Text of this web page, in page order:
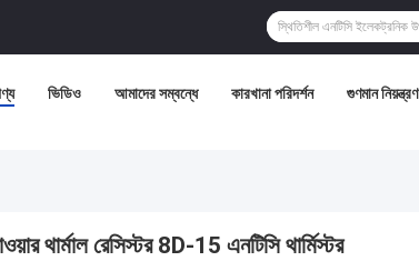
ভিডিও আমাদের সম্বন্ধে কারখানা পরিদর্শন গুণমান নিয়ন্ত্রণ
থার্মাল রেসিস্টর 8D-15 এনটিসি থার্মিস্টর